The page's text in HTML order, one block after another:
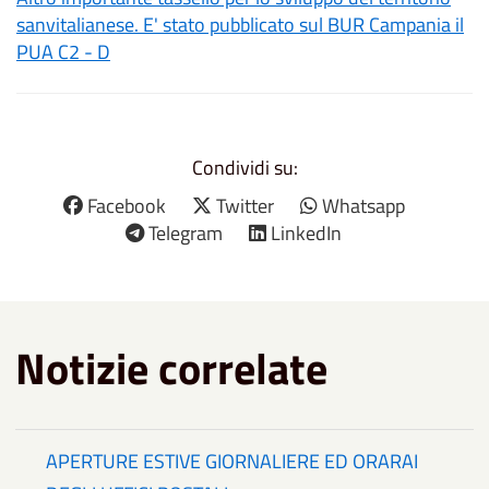
sanvitalianese. E' stato pubblicato sul BUR Campania il
PUA C2 - D
Condividi su:
Facebook
Twitter
Whatsapp
Telegram
LinkedIn
Notizie correlate
APERTURE ESTIVE GIORNALIERE ED ORARAI